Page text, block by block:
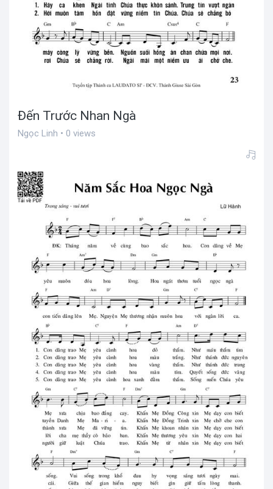
Đến Trước Nhan Ngà
Ngọc Linh • 0 views